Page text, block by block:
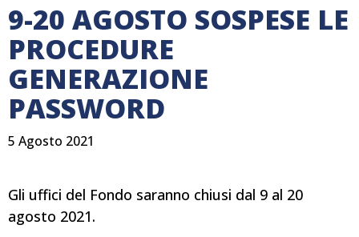
9-20 AGOSTO SOSPESE LE
PROCEDURE
GENERAZIONE
PASSWORD
5 Agosto 2021
Gli uffici del Fondo saranno chiusi dal 9 al 20
agosto 2021.